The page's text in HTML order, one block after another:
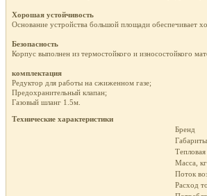
Хорошая устойчивость
Основание устройства большой площади обеспечивает
Безопасность
Корпус выполнен из термостойкого и износостойкого
комплектация
Редуктор для работы на сжиженном газе;
Предохранительный клапан;
Газовый шланг 1.5м.
Технические характеристики
Бренд
Масса, кг
Поток
Расход